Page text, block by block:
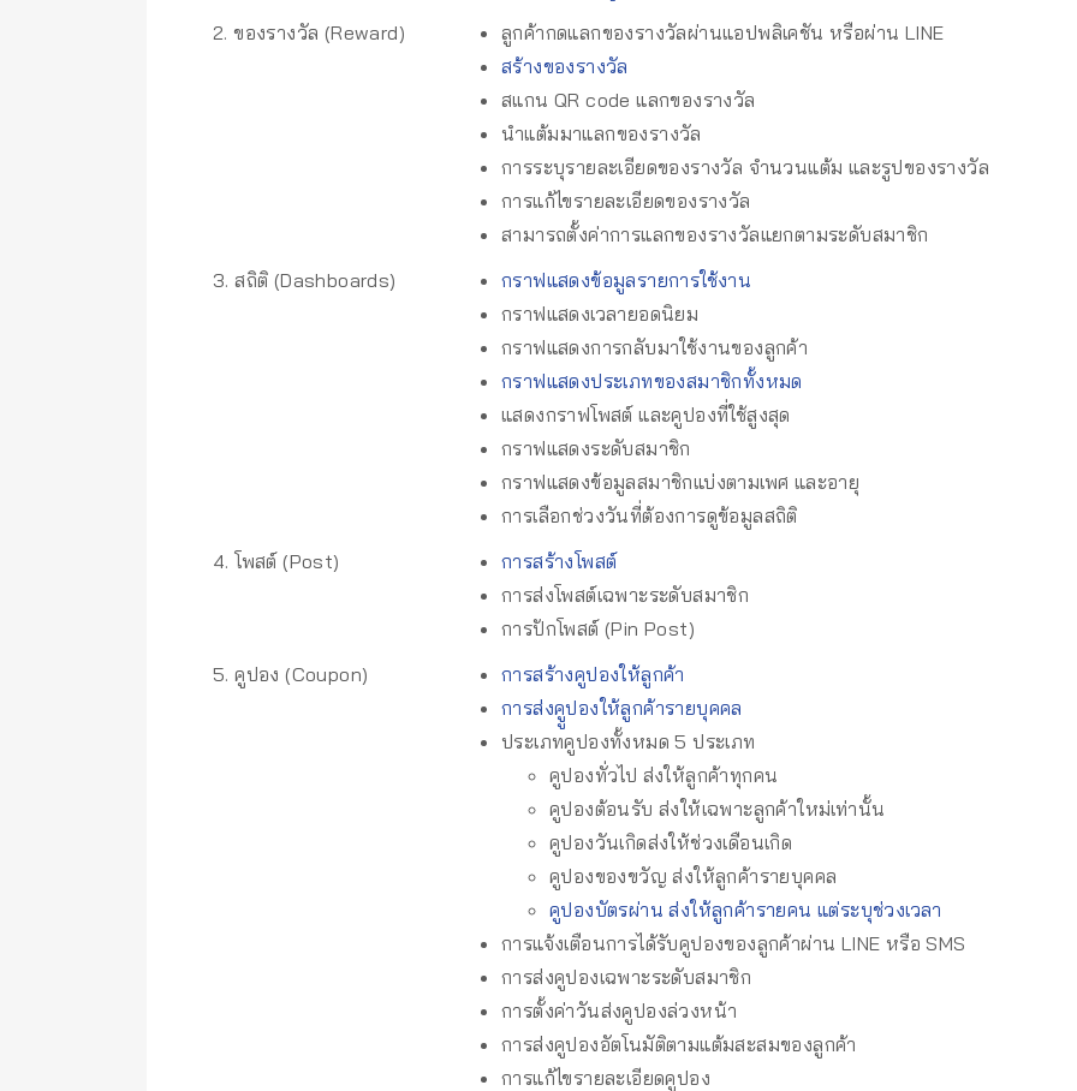
2. ของรางวัล (Reward)
ลูกค้ากดแลกของรางวัลผ่านแอปพลิเคชัน หรือผ่าน LINE
สร้างของรางวัล
สแกน QR code แลกของรางวัล
นำแต้มมาแลกของรางวัล
การระบุรายละเอียดของรางวัล จำนวนแต้ม และรูปของรางวัล
การแก้ไขรายละเอียดของรางวัล
สามารถตั้งค่าการแลกของรางวัลแยกตามระดับสมาชิก
3. สถิติ (Dashboards)
กราฟแสดงข้อมูลรายการใช้งาน
กราฟแสดงเวลายอดนิยม
กราฟแสดงการกลับมาใช้งานของลูกค้า
กราฟแสดงประเภทของสมาชิกทั้งหมด
แสดงกราฟโพสต์ และคูปองที่ใช้สูงสุด
กราฟแสดงระดับสมาชิก
กราฟแสดงข้อมูลสมาชิกแบ่งตามเพศ และอายุ
การเลือกช่วงวันที่ต้องการดูข้อมูลสถิติ
4. โพสต์ (Post)
การสร้างโพสต์
การส่งโพสต์เฉพาะระดับสมาชิก
การปักโพสต์ (Pin Post)
5. คูปอง (Coupon)
การสร้างคูปองให้ลูกค้า
การส่งคููปองให้ลูกค้ารายบุคคล
ประเภทคูปองทั้งหมด 5 ประเภท
คูปองทั่วไป ส่งให้ลูกค้าทุกคน
คูปองต้อนรับ ส่งให้เฉพาะลูกค้าใหม่เท่านั้น
คูปองวันเกิดส่งให้ช่วงเดือนเกิด
คูปองของขวัญ ส่งให้ลูกค้ารายบุคคล
คูปองบัตรผ่าน ส่งให้ลูกค้ารายคน แต่ระบุช่วงเวลา
การแจ้งเตือนการได้รับคูปองของลูกค้าผ่าน LINE หรือ SMS
การส่งคูปองเฉพาะระดับสมาชิก
การตั้งค่าวันส่งคูปองล่วงหน้า
การส่งคูปองอัตโนมัติตามแต้มสะสมของลูกค้า
การแก้ไขรายละเอียดคูปอง